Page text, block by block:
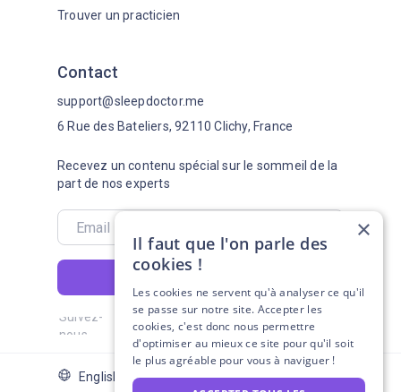
Contact
Trouver un practicien
Recevez un contenu spécial sur le sommeil de la
part de nos experts
support@sleepdoctor.me
6 Rue des Bateliers, 92110 Clichy, France
Suivez-
nous
English Version
×
Il faut que l'on parle des
cookies !
Les cookies ne servent qu'à analyser ce qu'il
se passe sur notre site. Accepter les
cookies, c'est donc nous permettre
d'optimiser au mieux ce site pour qu'il soit
le plus agréable pour vous à naviguer !